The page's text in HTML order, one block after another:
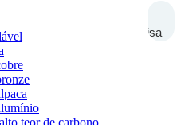
Pesquisa
teor de carbono